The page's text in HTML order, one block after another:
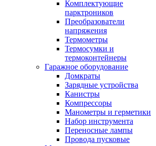
Комплектующие
парктроников
Преобразователи
напряжения
Термометры
Термосумки и
термоконтейнеры
Гаражное оборудование
Домкраты
Зарядные устройства
Канистры
Компрессоры
Манометры и герметики
Набор инструмента
Переносные лампы
Провода пусковые